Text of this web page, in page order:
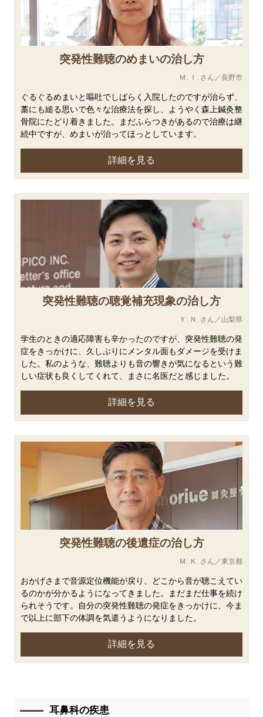
突発性難聴のめまいの治し方
Ｍ. Ｉ. さん／長野市
ぐるぐるめまいと嘔吐でしばらく入院したのですが治らず、
藁にも縋る思いで色々な治療法を探し、ようやく森上鍼灸整
骨院にたどり着きました。まだふらつきがあるので治療は継
続中ですが、めまいが治ってほっとしています。
詳細を見る
突発性難聴の聴覚補充現象の治し方
Ｙ. Ｎ. さん／山梨県
学生のときの適応障害も辛かったのですが、突発性難聴の発
症をきっかけに、久しぶりにメンタル面もダメージを受けま
した。私のような、難聴よりも音の響きが気になるという難
しい症状も良くしてくれて、まさに名医だと感じました。
詳細を見る
突発性難聴の後遺症の治し方
Ｍ. Ｋ. さん／東京都
おかげさまで音源定位機能が戻り、どこから音が聴こえてい
るのかが分かるようになってきました。まだまだ仕事を続け
られそうです。自分の突発性難聴の発症をきっかけに、今ま
で以上に部下の体調を気遣うようになりました。
詳細を見る
耳鼻科の疾患